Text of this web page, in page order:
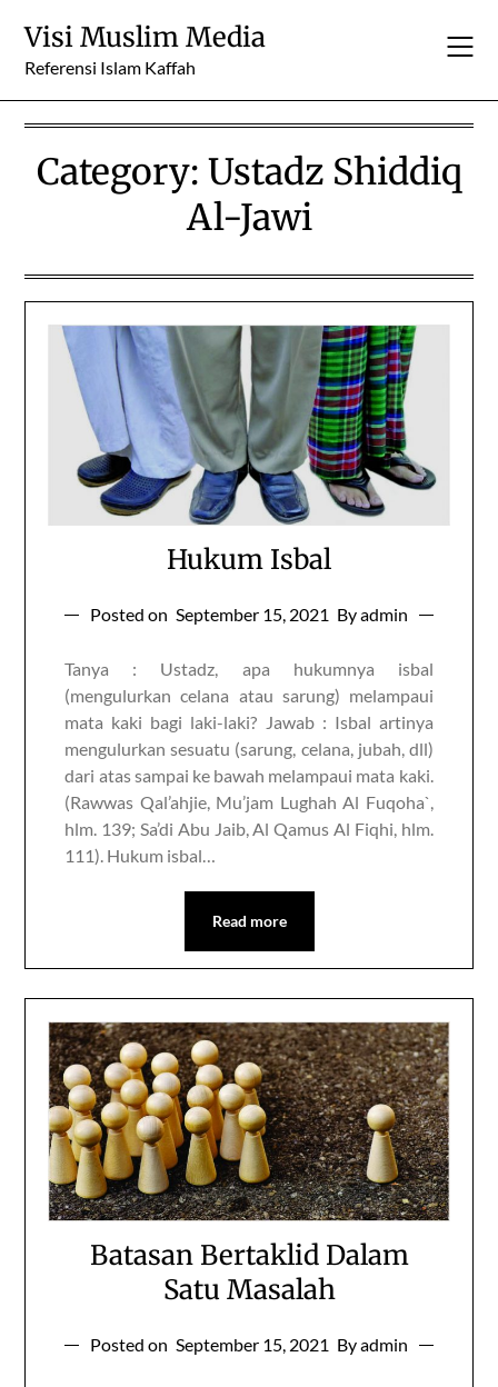
content
Visi Muslim Media
Referensi Islam Kaffah
Category: Ustadz Shiddiq
Al-Jawi
Hukum Isbal
Posted on September 15, 2021 By admin
Tanya : Ustadz, apa hukumnya isbal
(mengulurkan celana atau sarung) melampaui
mata kaki bagi laki-laki? Jawab : Isbal artinya
mengulurkan sesuatu (sarung, celana, jubah, dll)
dari atas sampai ke bawah melampaui mata kaki.
(Rawwas Qal’ahjie, Mu’jam Lughah Al Fuqoha`,
hlm. 139; Sa’di Abu Jaib, Al Qamus Al Fiqhi, hlm.
111). Hukum isbal…
Read more
Batasan Bertaklid Dalam
Satu Masalah
Posted on September 15, 2021 By admin